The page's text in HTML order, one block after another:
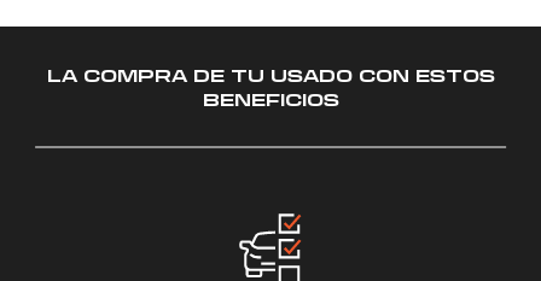
LA COMPRA DE TU USADO CON ESTOS
BENEFICIOS